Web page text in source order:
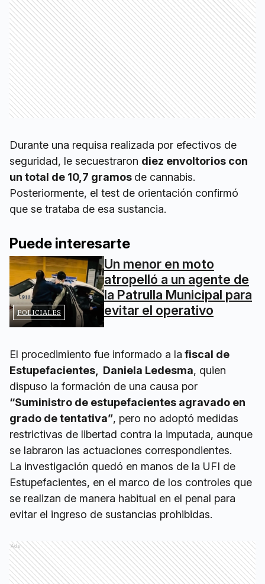
Durante una requisa realizada por efectivos de
seguridad, le secuestraron diez envoltorios con
un total de 10,7 gramos de cannabis.
Posteriormente, el test de orientación confirmó
que se trataba de esa sustancia.
Puede interesarte
POLICIALES
Un menor en moto
atropelló a un agente de
la Patrulla Municipal para
evitar el operativo
El procedimiento fue informado a la fiscal de
Estupefacientes, Daniela Ledesma, quien
dispuso la formación de una causa por
“Suministro de estupefacientes agravado en
grado de tentativa”, pero no adoptó medidas
restrictivas de libertad contra la imputada, aunque
se labraron las actuaciones correspondientes.
La investigación quedó en manos de la UFI de
Estupefacientes, en el marco de los controles que
se realizan de manera habitual en el penal para
evitar el ingreso de sustancias prohibidas.
Ads